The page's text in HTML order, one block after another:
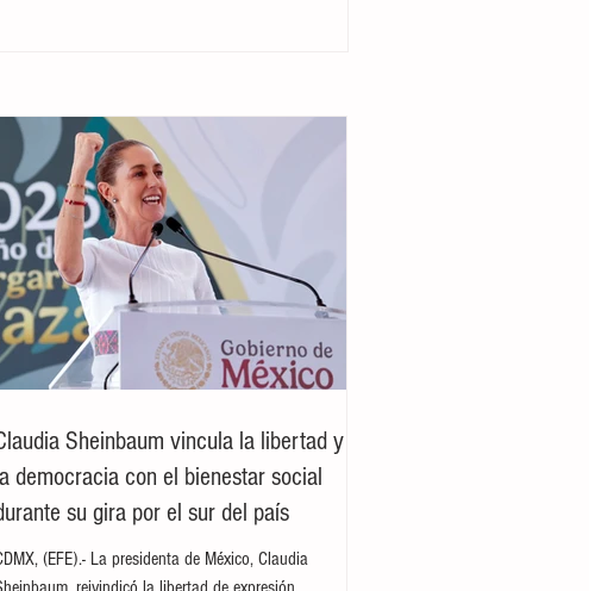
Sheinbaum vincula la libertad y
democracia con el bienestar social
su gira por el sur del país
(EFE).- La presidenta de México, Claudia